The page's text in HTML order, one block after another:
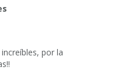
por la